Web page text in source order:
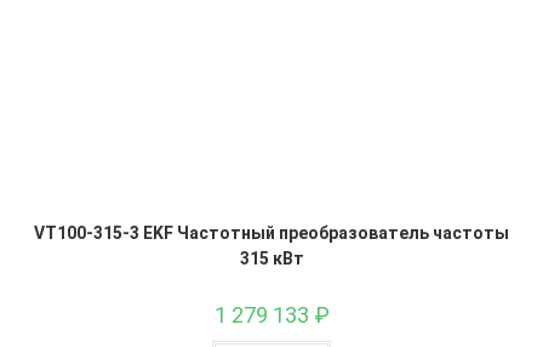
VT100-315-3 EKF Частотный преобразователь частоты
315 кВт
1 279 133 ₽